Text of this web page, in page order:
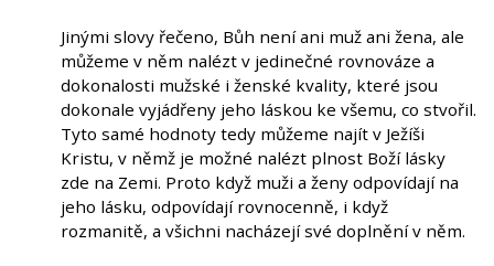
Jinými slovy řečeno, Bůh není ani muž ani žena, ale
můžeme v něm nalézt v jedinečné rovnováze a
dokonalosti mužské i ženské kvality, které jsou
dokonale vyjádřeny jeho láskou ke všemu, co stvořil.
Tyto samé hodnoty tedy můžeme najít v Ježíši
Kristu, v němž je možné nalézt plnost Boží lásky
zde na Zemi. Proto když muži a ženy odpovídají na
jeho lásku, odpovídají rovnocenně, i když
rozmanitě, a všichni nacházejí své doplnění v něm.